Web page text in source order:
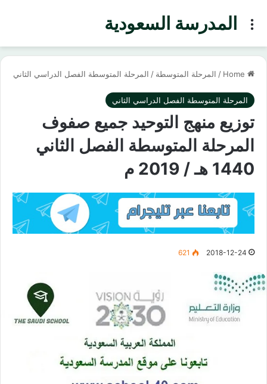
المدرسة السعوديةMenu
/ المرحلة المتوسطة / المرحلة المتوسطة الفصل الدراسي الثاني
المرحلة المتوسطة الفصل الدراسي الثاني
توزيع منهج التوحيد جميع صفوف
المرحلة المتوسطة الفصل الثاني
1440 هـ / 2019 م
2018-12-24
621